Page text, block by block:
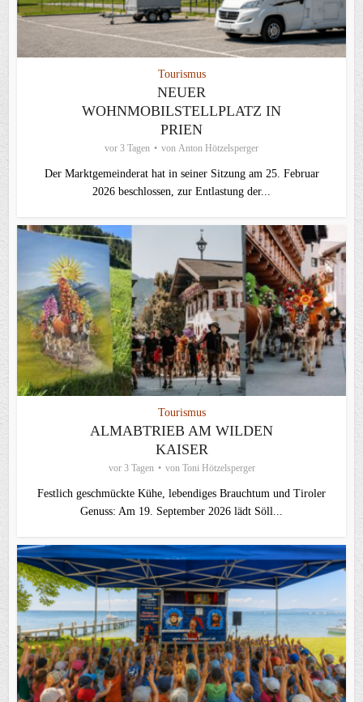
Tourismus
NEUER
WOHNMOBILSTELLPLATZ IN
PRIEN
vor 3 Tagen von Anton Hötzelsperger
Der Marktgemeinderat hat in seiner Sitzung am 25. Februar
2026 beschlossen, zur Entlastung der...
Tourismus
ALMABTRIEB AM WILDEN
KAISER
vor 3 Tagen von Toni Hötzelsperger
Festlich geschmückte Kühe, lebendiges Brauchtum und Tiroler
Genuss: Am 19. September 2026 lädt Söll...